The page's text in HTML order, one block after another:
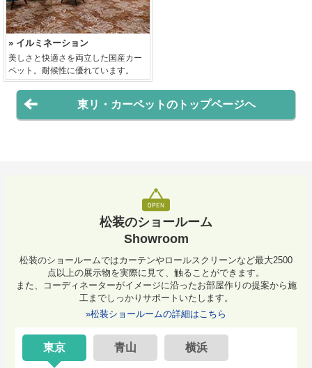
» イルミネーション
美しさと快適さを両立した国産カー
ペット。耐候性に優れています。
東リ・カーペットのトップページヘ
松装のショールーム
Showroom
松装のショールームではカーテンやロールスクリーンなど最大2500
点以上の展示物を実際に見て、触ることができます。
また、コーディネーターがイメージに沿ったお部屋作りの提案から施
工までしっかりサポートいたします。
»松装ショールームの詳細はこちら
東京 青山 横浜